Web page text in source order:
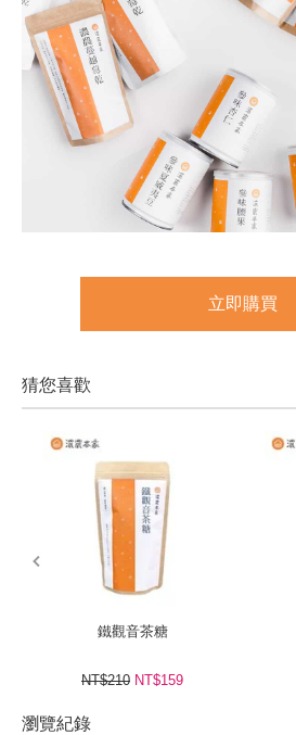
立即購買
猜您喜歡
鐵觀音茶糖
NT$210 NT$159
瀏覽紀錄